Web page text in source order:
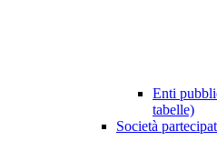
Enti
tabelle)
Società